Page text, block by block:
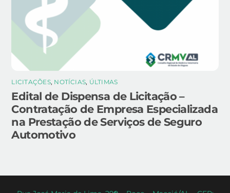
LICITAÇÕES, NOTÍCIAS, ÚLTIMAS
Edital de Dispensa de Licitação –
Contratação de Empresa Especializada
na Prestação de Serviços de Seguro
Automotivo